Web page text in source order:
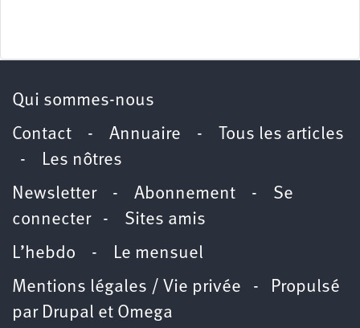
Qui sommes-nous
Contact - Annuaire -
Tous les articles
- Les nôtres
Newsletter- Abonnement - Se
connecter- Sites amis
L’hebdo - Le mensuel
Mentions légales / Vie privée - Propulsé
par Drupal et Omega